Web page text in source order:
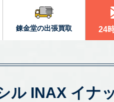
錬金堂の出張買取 24
ル INAX イナ